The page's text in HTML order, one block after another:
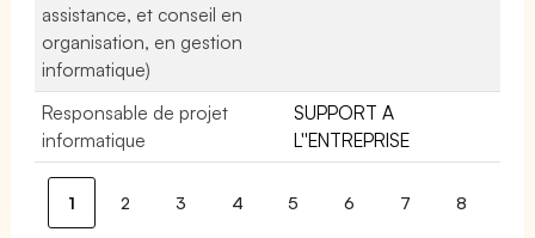
assistance, et conseil en
organisation, en gestion
informatique)
Responsable de projet
informatique
SUPPORT A
L''ENTREPRISE
1 2 3 4 5 6 7 8